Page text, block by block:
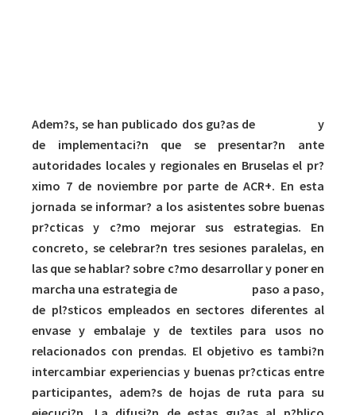
Adem?s, se han publicado dos gu?as de
y
de implementaci?n que se presentar?n ante
autoridades locales y regionales en Bruselas el pr?
ximo 7 de noviembre por parte de ACR+. En esta
jornada se informar? a los asistentes sobre buenas
pr?cticas y c?mo mejorar sus estrategias. En
concreto, se celebrar?n tres sesiones paralelas, en
las que se hablar? sobre c?mo desarrollar y poner en
marcha una estrategia de
paso a paso,
de pl?sticos empleados en sectores diferentes al
envase y embalaje y de textiles para usos no
relacionados con prendas. El objetivo es tambi?n
intercambiar experiencias y buenas pr?cticas entre
participantes, adem?s de hojas de ruta para su